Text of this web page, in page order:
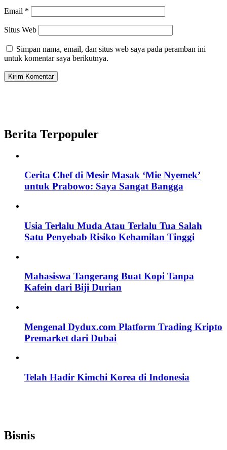
Email *
Situs Web
Simpan nama, email, dan situs web saya pada peramban ini
untuk komentar saya berikutnya.
Berita Terpopuler
Cerita Chef di Mesir Masak ‘Mie Nyemek’
untuk Prabowo: Saya Sangat Bangga
Usia Terlalu Muda Atau Terlalu Tua Salah
Satu Penyebab Risiko Kehamilan Tinggi
Mahasiswa Tangerang Buat Kopi Tanpa
Kafein dari Biji Durian
Mengenal Dydux.com Platform Trading Kripto
Premarket dari Dubai
Telah Hadir Kimchi Korea di Indonesia
Bisnis